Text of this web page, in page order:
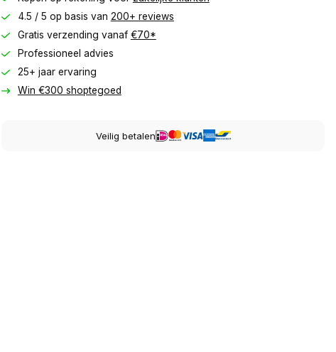
4.5 / 5 op basis van 200+ reviews
Gratis verzending vanaf €70*
Professioneel advies
25+ jaar ervaring
Win €300 shoptegoed
Veilig betalen